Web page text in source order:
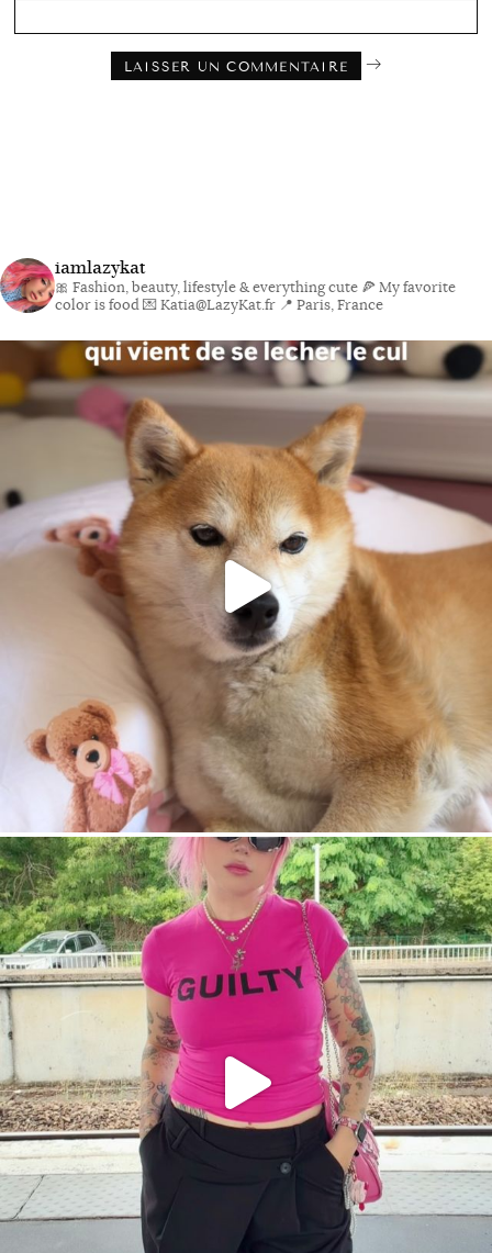
iamlazykat
🎀 Fashion, beauty, lifestyle & everything cute 🍕 My favorite
color is food💌 Katia@LazyKat.fr 📍 Paris, France